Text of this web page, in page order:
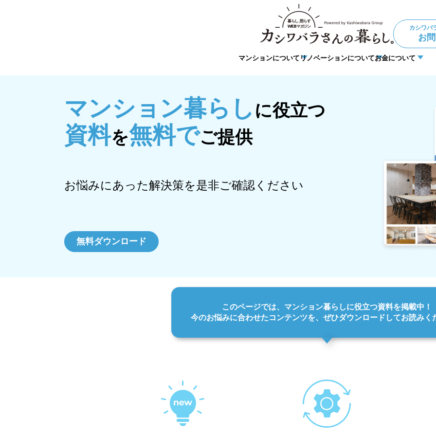
マンションについて リノベーションについてお金について
カシワバ
お
マンション暮らし に役立つ
資料を無料でご提供
お悩みにあった解決策を是非ご確認ください
無料ダウンロード
このページでは、 マンション暮らしに役立つ資料を掲載中！
今のお悩みに合わせたコンテンツを、 ぜひダウンロードしてお読みく